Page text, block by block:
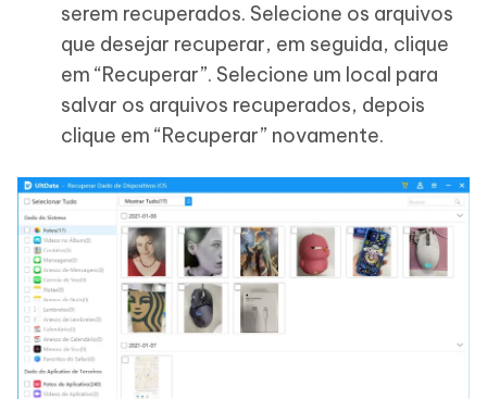
serem recuperados. Selecione os arquivos
que desejar recuperar, em seguida, clique
em “Recuperar”. Selecione um local para
salvar os arquivos recuperados, depois
clique em “Recuperar” novamente.